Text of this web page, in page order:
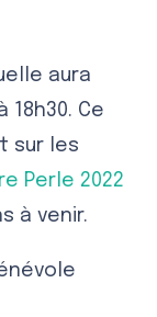
aura
18h30. Ce
sur les
Perle 2022
à venir.